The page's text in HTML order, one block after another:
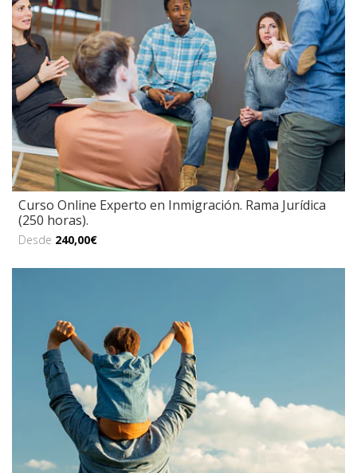
Curso Online Experto en Inmigración. Rama Jurídica
(250 horas).
Desde 240,00€